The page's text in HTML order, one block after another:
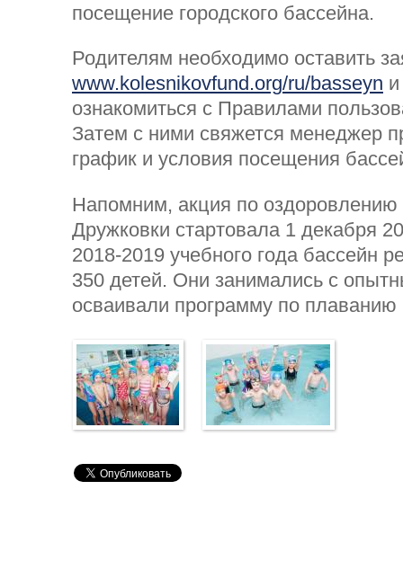
посещение городского бассейна.
Родителям необходимо оставить
www.kolesnikovfund.org/ru/basseyn
ознакомиться с Правилами
Затем с ними свяжется менеджер
график и условия посещения
Напомним, акция по оздоровлению
Дружковки стартовала 1 декабря
2018-2019 учебного года бассейн
350 детей. Они занимались с
осваивали программу по плаванию